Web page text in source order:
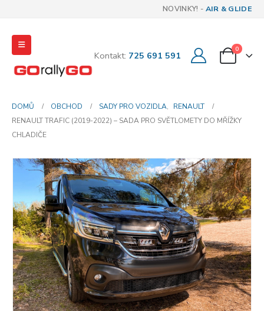
NOVINKY! - AIR & GLIDE
Kontakt: 725 691 591
0
DOMŮ OBCHOD SADY PRO VOZIDLA,
RENAULT
RENAULT TRAFIC (2019-2022) – SADA PRO SVĚTLOMETY DO MŘÍŽKY
CHLADIČE